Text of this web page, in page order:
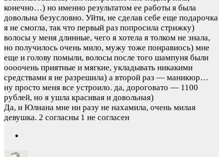
конечно…) но именно результатом ее работы я была
довольна безусловно. Уйти, не сделав себе еще подарочка
я не смогла, так что первый раз попросила стрижку)
волосы у меня длинные, чего я хотела я толком не знала,
но получилось очень мило, мужу тоже понравиось) мне
еще и голову помыли, волосы после того шампуня были
оооочень приятные и мягкие, укладывать никакими
средствами я не разрешила) а второй раз — маникюр…
ну просто меня все устроило. да, дороговато — 1100
рублей, но я ушла красивая и довольная)
Да, и Юлиана мне ни разу не нахамила, очень милая
девушка. 2 согласны 1 не согласен